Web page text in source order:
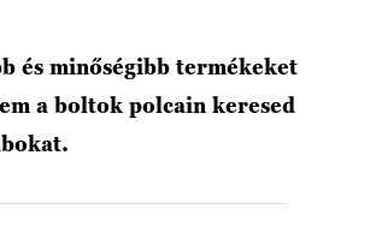
és minőségibb termékeket
a boltok polcain keresed